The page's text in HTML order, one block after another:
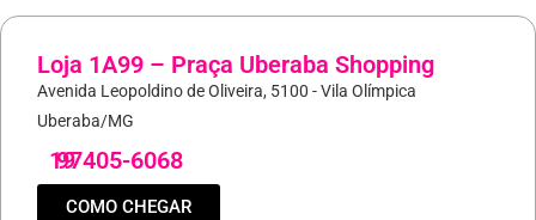
Loja 1A99 – Praça Uberaba Shopping
Avenida Leopoldino de Oliveira, 5100 - Vila Olímpica
Uberaba/MG
19
97405-6068
COMO CHEGAR